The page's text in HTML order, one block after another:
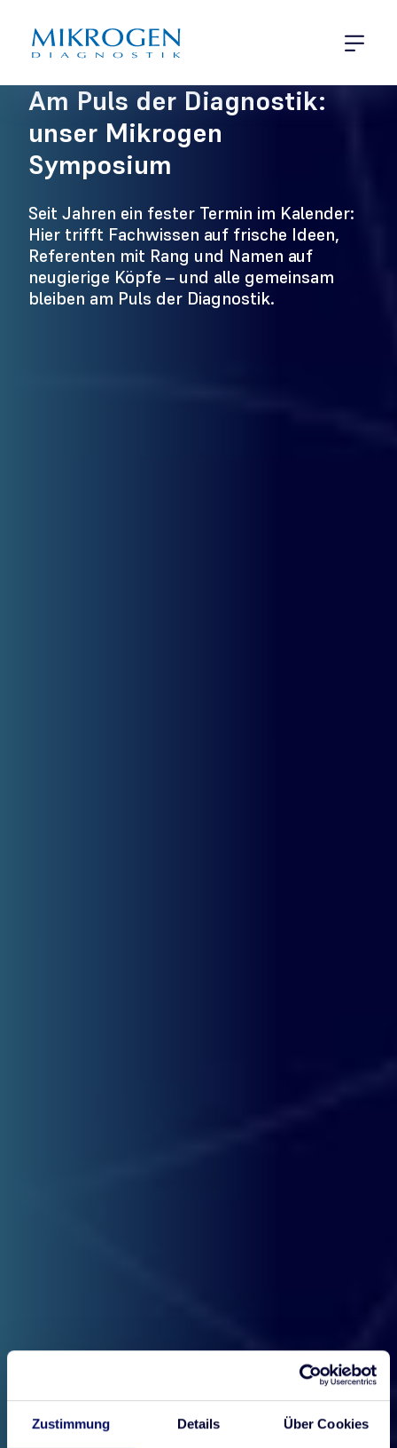
Zustimmung Details Über Cookies
Mikrogen Symposium
Menü
Am Puls der Diagnostik:
unser Mikrogen
Symposium
Seit Jahren ein fester Termin im Kalender:
Hier trifft Fachwissen auf frische Ideen,
Referenten mit Rang und Namen auf
neugierige Köpfe – und alle gemeinsam
bleiben am Puls der Diagnostik.